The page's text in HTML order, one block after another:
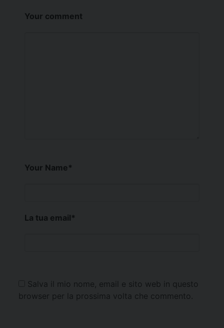
Your comment
Your Name*
La tua email*
Salva il mio nome, email e sito web in questo
browser per la prossima volta che commento.